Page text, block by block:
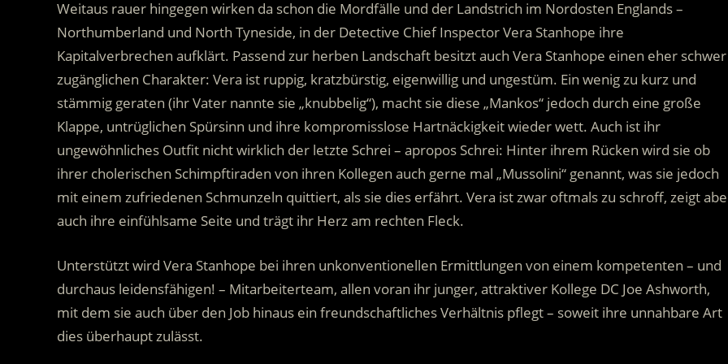
Weitaus rauer hingegen wirken da schon die Mordfälle und der Landstrich im Nordosten Englands –
Northumberland und North Tyneside, in der Detective Chief Inspector Vera Stanhope ihre
Kapitalverbrechen aufklärt. Passend zur herben Landschaft besitzt auch Vera Stanhope einen eher schwer
zugänglichen Charakter: Vera ist ruppig, kratzbürstig, eigenwillig und ungestüm. Ein wenig zu kurz und
stämmig geraten (ihr Vater nannte sie „knubbelig“), macht sie diese „Mankos“ jedoch durch eine große
Klappe, untrüglichen Spürsinn und ihre kompromisslose Hartnäckigkeit wieder wett. Auch ist ihr
ungewöhnliches Outfit nicht wirklich der letzte Schrei – apropos Schrei: Hinter ihrem Rücken wird sie ob
ihrer cholerischen Schimpftiraden von ihren Kollegen auch gerne mal „Mussolini“ genannt, was sie jedoch
mit einem zufriedenen Schmunzeln quittiert, als sie dies erfährt. Vera ist zwar oftmals zu schroff, zeigt
auch ihre einfühlsame Seite und trägt ihr Herz am rechten Fleck.
Unterstützt wird Vera Stanhope bei ihren unkonventionellen Ermittlungen von einem kompetenten – und
durchaus leidensfähigen! – Mitarbeiterteam, allen voran ihr junger, attraktiver Kollege DC Joe Ashworth,
mit dem sie auch über den Job hinaus ein freundschaftliches Verhältnis pflegt – soweit ihre unnahbare Art
dies überhaupt zulässt.